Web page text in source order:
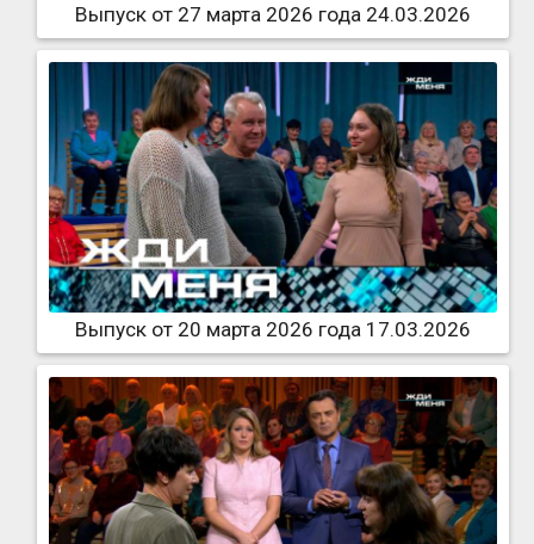
Выпуск от 27 марта 2026 года 24.03.2026
Выпуск от 20 марта 2026 года 17.03.2026